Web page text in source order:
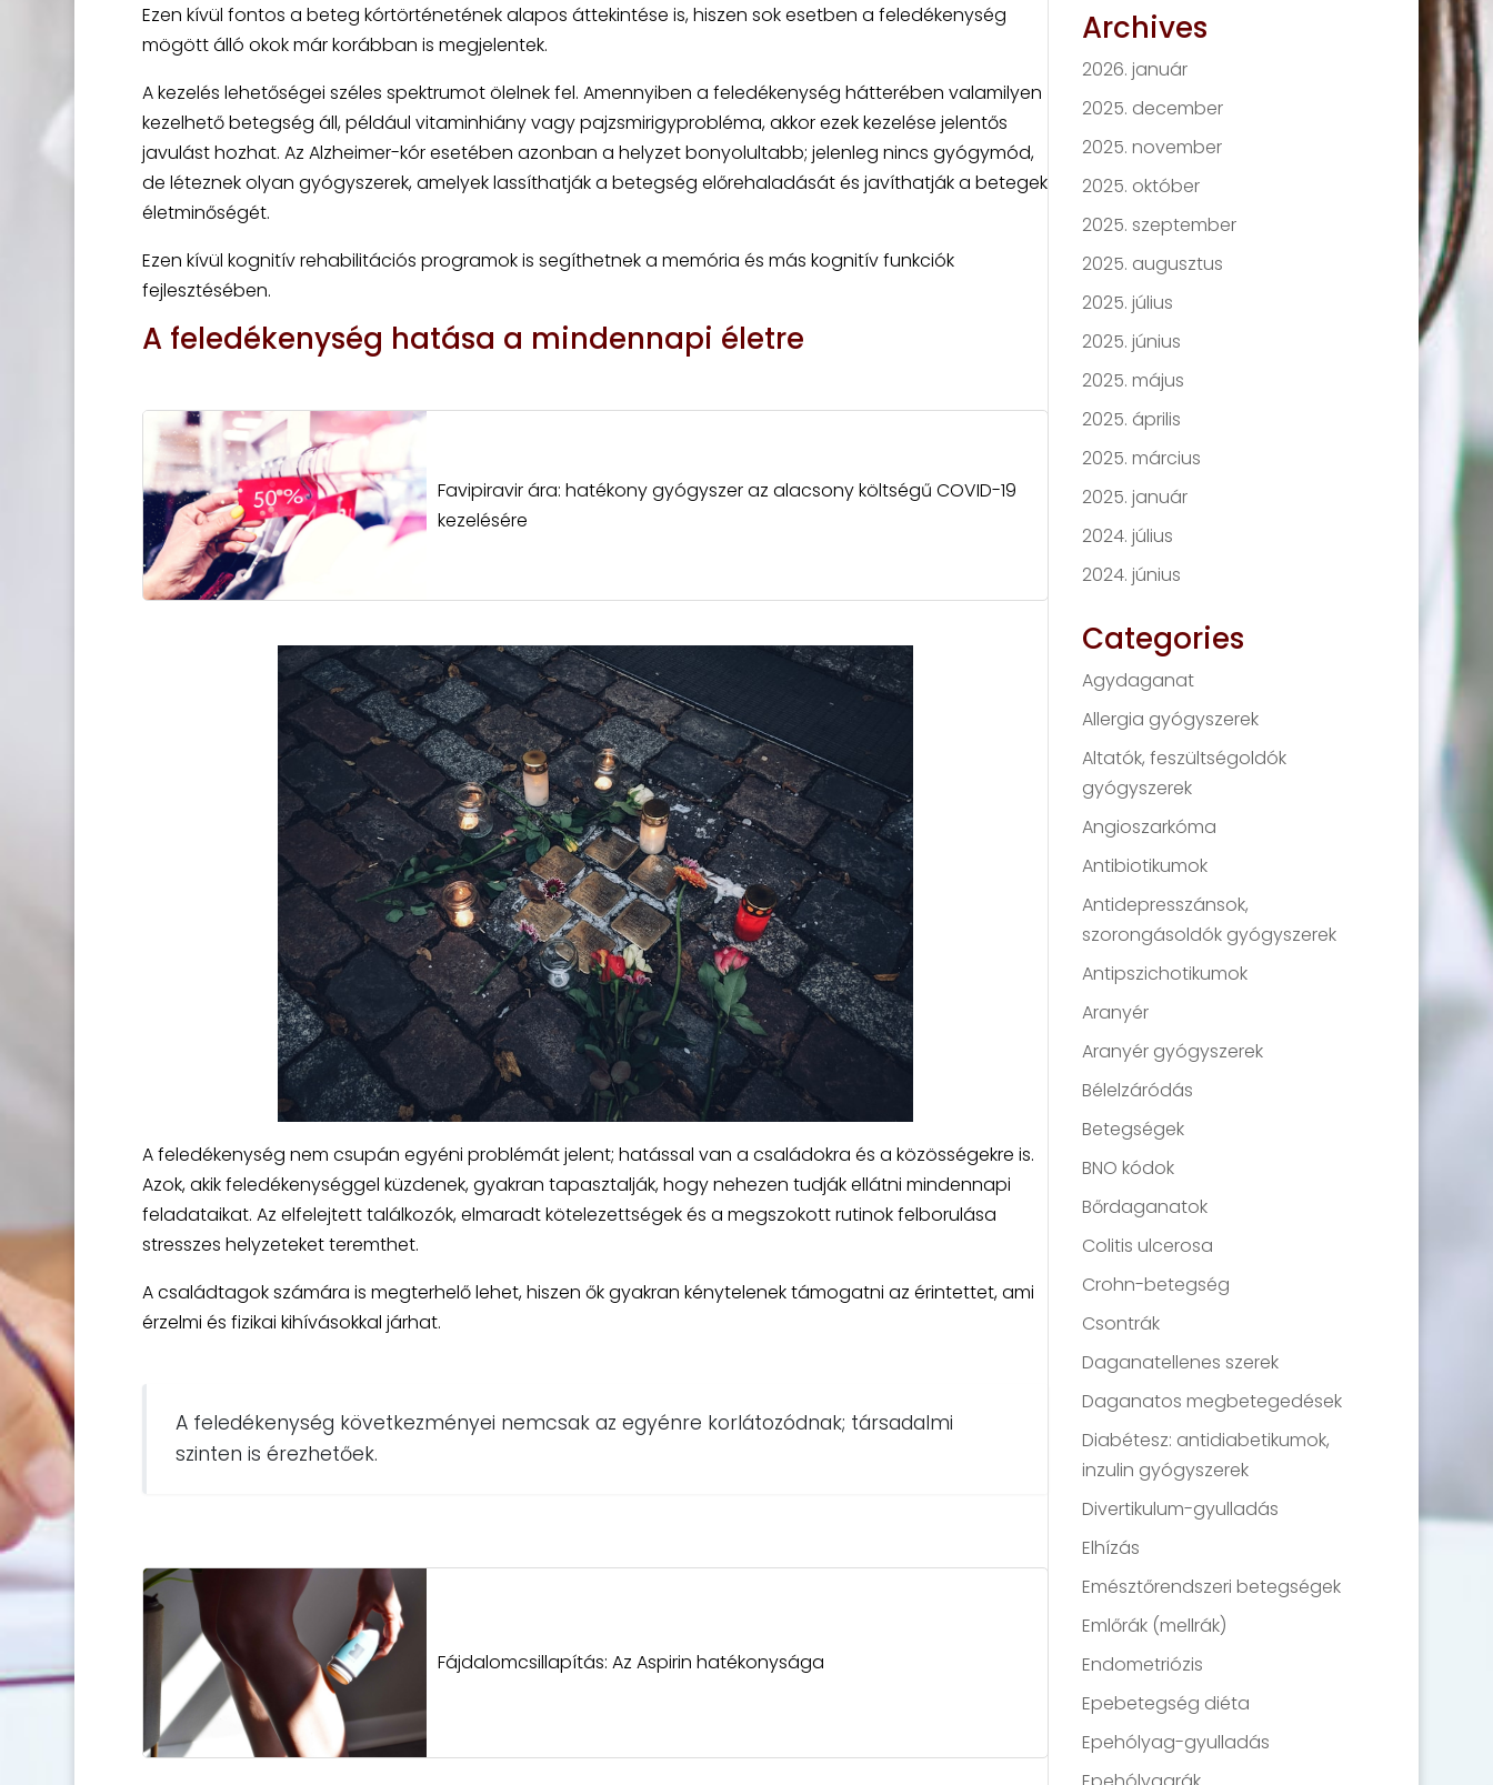
Ezen kívül fontos a beteg kórtörténetének alapos áttekintése is, hiszen sok esetben a feledékenység
mögött álló okok már korábban is megjelentek.
A kezelés lehetőségei széles spektrumot ölelnek fel. Amennyiben a feledékenység hátterében valamilyen
kezelhető betegség áll, például vitaminhiány vagy pajzsmirigyprobléma, akkor ezek kezelése jelentős
javulást hozhat. Az Alzheimer-kór esetében azonban a helyzet bonyolultabb; jelenleg nincs gyógymód,
de léteznek olyan gyógyszerek, amelyek lassíthatják a betegség előrehaladását és javíthatják a betegek
életminőségét.
Ezen kívül kognitív rehabilitációs programok is segíthetnek a memória és más kognitív funkciók
fejlesztésében.
A feledékenység hatása a mindennapi életre
Favipiravir ára: hatékony gyógyszer az alacsony költségű COVID-19
kezelésére
A feledékenység nem csupán egyéni problémát jelent; hatással van a családokra és a közösségekre is.
Azok, akik feledékenységgel küzdenek, gyakran tapasztalják, hogy nehezen tudják ellátni mindennapi
feladataikat. Az elfelejtett találkozók, elmaradt kötelezettségek és a megszokott rutinok felborulása
stresszes helyzeteket teremthet.
A családtagok számára is megterhelő lehet, hiszen ők gyakran kénytelenek támogatni az érintettet, ami
érzelmi és fizikai kihívásokkal járhat.
A feledékenység következményei nemcsak az egyénre korlátozódnak; társadalmi
szinten is érezhetőek.
Fájdalomcsillapítás: Az Aspirin hatékonysága
Archives
2026. január
2025. december
2025. november
2025. október
2025. szeptember
2025. augusztus
2025. július
2025. június
2025. május
2025. április
2025. március
2025. január
2024. július
2024. június
Categories
Agydaganat
Allergia gyógyszerek
Altatók, feszültségoldók
gyógyszerek
Angioszarkóma
Antibiotikumok
Antidepresszánsok,
szorongásoldók gyógyszerek
Antipszichotikumok
Aranyér
Aranyér gyógyszerek
Bélelzáródás
Betegségek
BNO kódok
Bőrdaganatok
Colitis ulcerosa
Crohn-betegség
Csontrák
Daganatellenes szerek
Daganatos megbetegedések
Diabétesz: antidiabetikumok,
inzulin gyógyszerek
Divertikulum-gyulladás
Elhízás
Emésztőrendszeri betegségek
Emlőrák (mellrák)
Endometriózis
Epebetegség diéta
Epehólyag-gyulladás